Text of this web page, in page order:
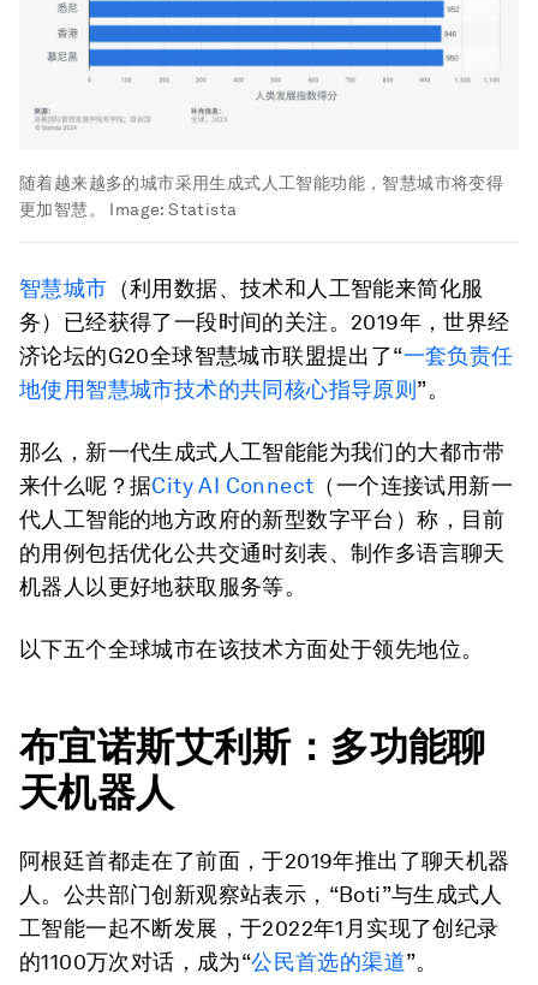
随着越来越多的城市采用生成式人工智能功能，智慧城市将变得
更加智慧。
Image:Statista
智慧城市 （利用数据、技术和人工智能来简化服
务）已经获得了一段时间的关注。2019年，世界经
济论坛的G20全球智慧城市联盟提出了“一套负责任
地使用智慧城市技术的共同核心指导原则”。
那么，新一代生成式人工智能能为我们的大都市带
来什么呢？据City AI Connect （一个连接试用新一
代人工智能的地方政府的新型数字平台）称，目前
的用例包括优化公共交通时刻表、制作多语言聊天
机器人以更好地获取服务等。
以下五个全球城市在该技术方面处于领先地位。
布宜诺斯艾利斯：多功能聊
天机器人
阿根廷首都走在了前面，于2019年推出了聊天机器
人。公共部门创新观察站表示，“Boti”与生成式人
工智能一起不断发展，于2022年1月实现了创纪录
的1100万次对话，成为“公民首选的渠道”。